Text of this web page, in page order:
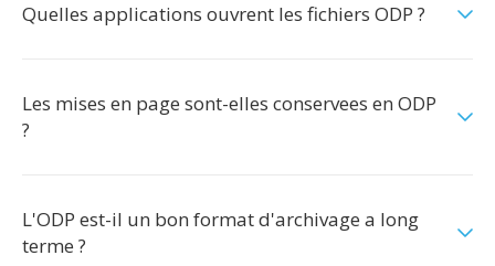
Quelles applications ouvrent les fichiers ODP ?
Les mises en page sont-elles conservees en ODP
?
L'ODP est-il un bon format d'archivage a long
terme ?